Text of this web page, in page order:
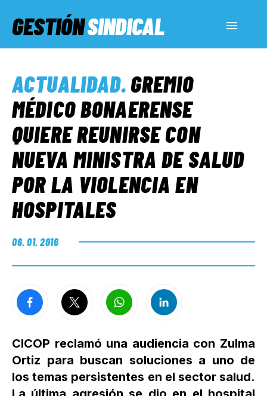
GESTIÓNSINDICAL
SERVICIOS SOCIALES
INFORMES ESPECIALES
FUERA DE MEGÁFONO
ACTUALIDAD.GREMIO
MÉDICO BONAERENSE
QUIERE REUNIRSE CON
NUEVA MINISTRA DE SALUD
POR LA VIOLENCIA EN
HOSPITALES
06. 01. 2016
CICOP reclamó una audiencia con Zulma
Ortiz para buscan soluciones a uno de
los temas persistentes en el sector salud.